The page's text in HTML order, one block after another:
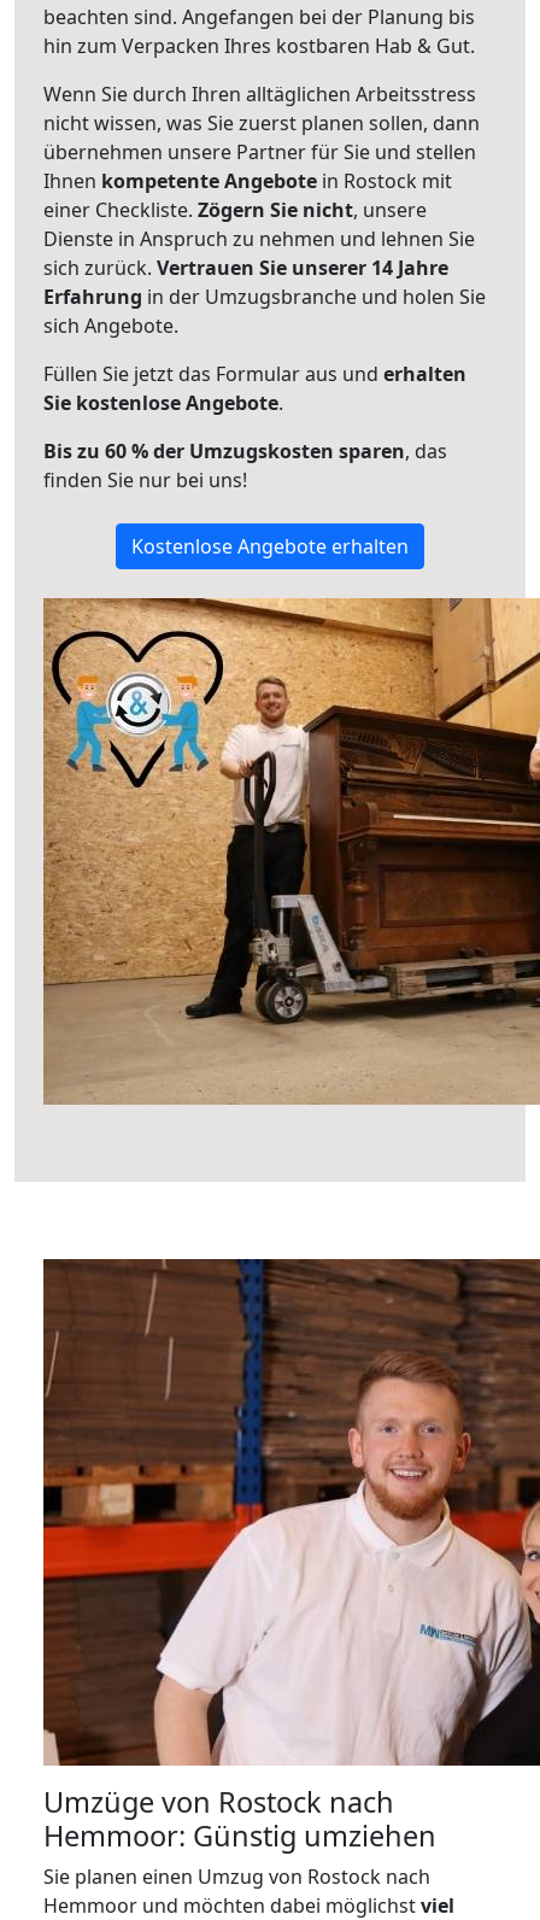
beachten sind. Angefangen bei der Planung bis
hin zum Verpacken Ihres kostbaren Hab & Gut.
Wenn Sie durch Ihren alltäglichen Arbeitsstress
nicht wissen, was Sie zuerst planen sollen, dann
übernehmen unsere Partner für Sie und stellen
Ihnen kompetente Angebote in Rostock mit
einer Checkliste. Zögern Sie nicht, unsere
Dienste in Anspruch zu nehmen und lehnen Sie
sich zurück. Vertrauen Sie unserer 14 Jahre
Erfahrung in der Umzugsbranche und holen Sie
sich Angebote.
Füllen Sie jetzt das Formular aus und erhalten
Sie kostenlose Angebote.
Bis zu 60 % der Umzugskosten sparen, das
finden Sie nur bei uns!
Kostenlose Angebote erhalten
Umzüge von Rostock nach
Hemmoor: Günstig umziehen
Sie planen einen Umzug von Rostock nach
Hemmoor und möchten dabei möglichstviel